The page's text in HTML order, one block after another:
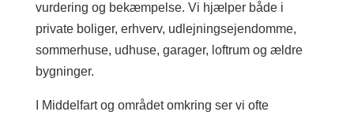
vurdering og bekæmpelse. Vi hjælper både i
private boliger, erhverv, udlejningsejendomme,
sommerhuse, udhuse, garager, loftrum og ældre
bygninger.
I Middelfart og området omkring ser vi ofte